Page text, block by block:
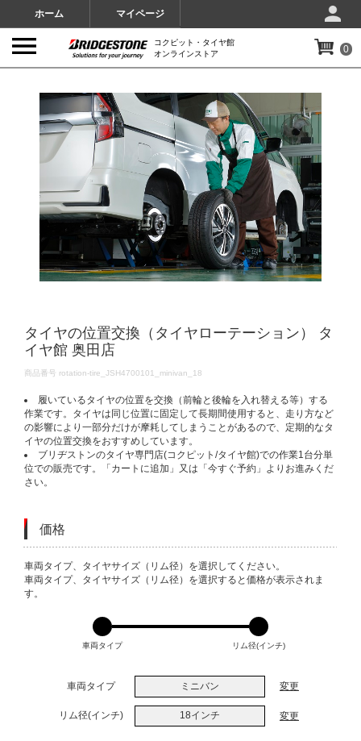
ホーム マイページ
コクピット・タイヤ館
オンラインストア
0
タイヤの位置交換（タイヤローテーション） タ
イヤ館 奥田店
DETAILS
商品番号 rotation-tire_JSH4700101_minivan_18
履いているタイヤの位置を交換（前輪と後輪を入れ替える等）する
作業です。タイヤは同じ位置に固定して長期間使用すると、走り方など
の影響により一部分だけが摩耗してしまうことがあるので、定期的なタ
イヤの位置交換をおすすめしています。
ブリヂストンのタイヤ専門店(コクピット/タイヤ館)での作業1台分単
位での販売です。「カートに追加」又は「今すぐ予約」よりお進みくだ
さい。
価格
VARIATIONS
車両タイプ、タイヤサイズ（リム径）を選択してください。
車両タイプ、タイヤサイズ（リム径）を選択すると価格が表示されま
す。
車両タイプ リム径(インチ)
車両タイプ ミニバン 変更
リム径(インチ) 18インチ 変更